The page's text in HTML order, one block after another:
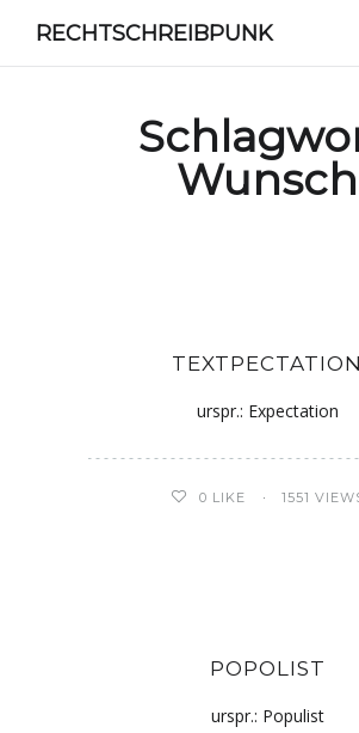
RECHTSCHREIBPUNK
Wunsch
TEXTPECTATION
urspr.: Expectation
0 LIKE 1551
POPOLIST
urspr.: Populist